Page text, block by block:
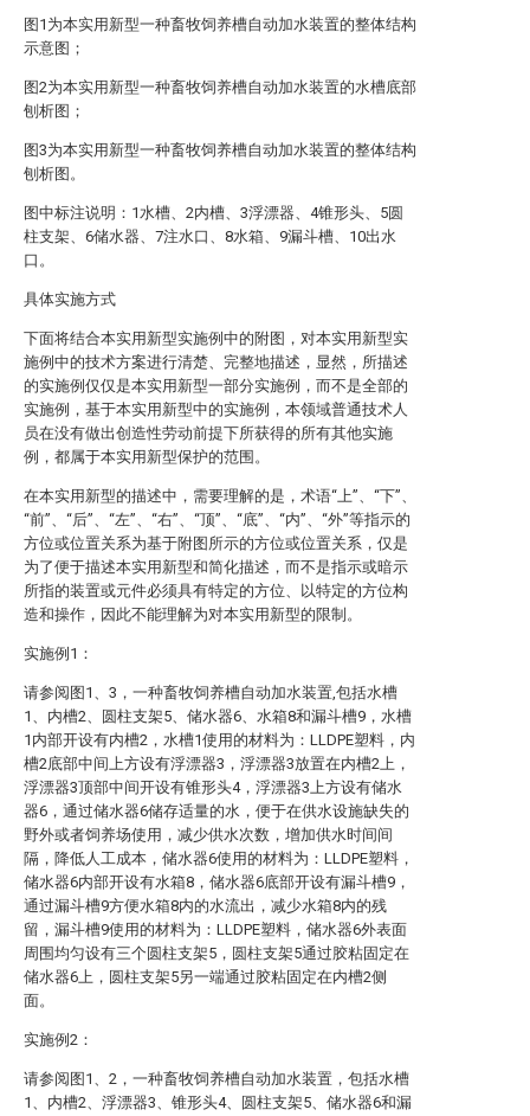
图1为本实用新型一种畜牧饲养槽自动加水装置的整体结构
示意图；
图2为本实用新型一种畜牧饲养槽自动加水装置的水槽底部
刨析图；
图3为本实用新型一种畜牧饲养槽自动加水装置的整体结构
刨析图。
图中标注说明：1水槽、2内槽、3浮漂器、4锥形头、5圆
柱支架、6储水器、7注水口、8水箱、9漏斗槽、10出水
口。
具体实施方式
下面将结合本实用新型实施例中的附图，对本实用新型实
施例中的技术方案进行清楚、完整地描述，显然，所描述
的实施例仅仅是本实用新型一部分实施例，而不是全部的
实施例，基于本实用新型中的实施例，本领域普通技术人
员在没有做出创造性劳动前提下所获得的所有其他实施
例，都属于本实用新型保护的范围。
在本实用新型的描述中，需要理解的是，术语“上”、“下”、
“前”、“后”、“左”、“右”、“顶”、“底”、“内”、“外”等指示的
方位或位置关系为基于附图所示的方位或位置关系，仅是
为了便于描述本实用新型和简化描述，而不是指示或暗示
所指的装置或元件必须具有特定的方位、以特定的方位构
造和操作，因此不能理解为对本实用新型的限制。
实施例1：
请参阅图1、3，一种畜牧饲养槽自动加水装置,包括水槽
1、内槽2、圆柱支架5、储水器6、水箱8和漏斗槽9，水槽
1内部开设有内槽2，水槽1使用的材料为：LLDPE塑料，内
槽2底部中间上方设有浮漂器3，浮漂器3放置在内槽2上，
浮漂器3顶部中间开设有锥形头4，浮漂器3上方设有储水
器6，通过储水器6储存适量的水，便于在供水设施缺失的
野外或者饲养场使用，减少供水次数，增加供水时间间
隔，降低人工成本，储水器6使用的材料为：LLDPE塑料，
储水器6内部开设有水箱8，储水器6底部开设有漏斗槽9，
通过漏斗槽9方便水箱8内的水流出，减少水箱8内的残
留，漏斗槽9使用的材料为：LLDPE塑料，储水器6外表面
周围均匀设有三个圆柱支架5，圆柱支架5通过胶粘固定在
储水器6上，圆柱支架5另一端通过胶粘固定在内槽2侧
面。
实施例2：
请参阅图1、2，一种畜牧饲养槽自动加水装置，包括水槽
1、内槽2、浮漂器3、锥形头4、圆柱支架5、储水器6和漏